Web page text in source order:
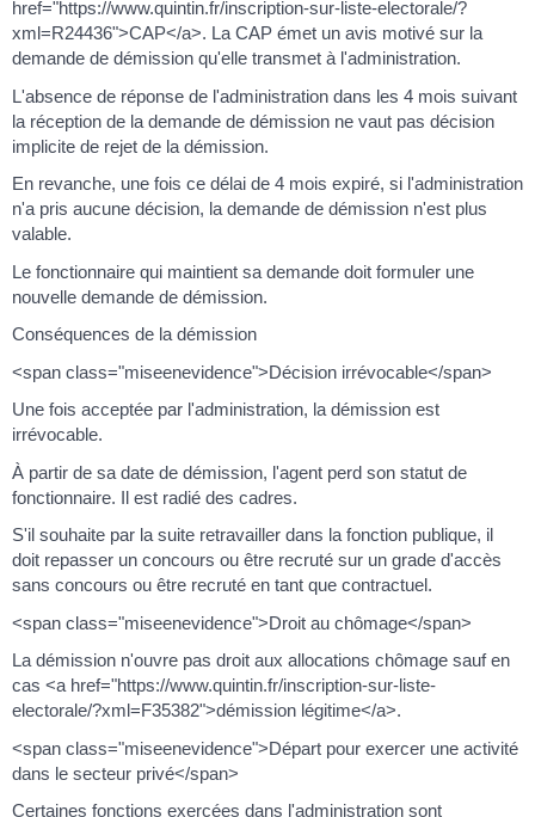
href="https://www.quintin.fr/inscription-sur-liste-electorale/?
xml=R24436">CAP</a>. La CAP émet un avis motivé sur la
demande de démission qu'elle transmet à l'administration.
L'absence de réponse de l'administration dans les 4 mois suivant
la réception de la demande de démission ne vaut pas décision
implicite de rejet de la démission.
En revanche, une fois ce délai de 4 mois expiré, si l'administration
n'a pris aucune décision, la demande de démission n'est plus
valable.
Le fonctionnaire qui maintient sa demande doit formuler une
nouvelle demande de démission.
Conséquences de la démission
<span class="miseenevidence">Décision irrévocable</span>
Une fois acceptée par l'administration, la démission est
irrévocable.
À partir de sa date de démission, l'agent perd son statut de
fonctionnaire. Il est radié des cadres.
S'il souhaite par la suite retravailler dans la fonction publique, il
doit repasser un concours ou être recruté sur un grade d'accès
sans concours ou être recruté en tant que contractuel.
<span class="miseenevidence">Droit au chômage</span>
La démission n'ouvre pas droit aux allocations chômage sauf en
cas <a href="https://www.quintin.fr/inscription-sur-liste-
electorale/?xml=F35382">démission légitime</a>.
<span class="miseenevidence">Départ pour exercer une activité
dans le secteur privé</span>
Certaines fonctions exercées dans l'administration sont